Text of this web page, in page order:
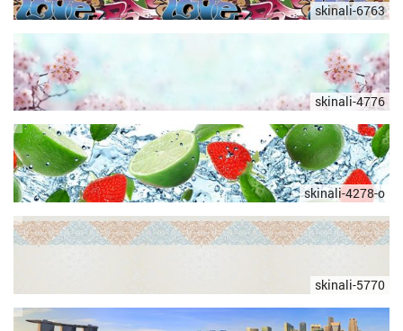
skinali-6763
skinali-4776
skinali-4278-o
skinali-5770